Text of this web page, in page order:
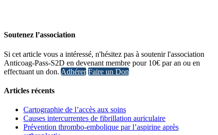
Soutenez l’association
Si cet article vous a intéressé, n'hésitez pas à soutenir l'association
Anticoag-Pass-S2D en devenant membre pour 10€ par an ou en
effectuant un don. Adhérer Faire un Don
Articles récents
Cartographie de l’accès aux soins
Causes intercurrentes de fibrillation auriculaire
Prévention thrombo-embolique par l’aspirine après